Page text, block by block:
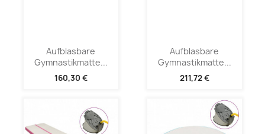
Aufblasbare
Gymnastikmatte...
160,30 €
Aufblasbare
Gymnastikmatte...
211,72 €